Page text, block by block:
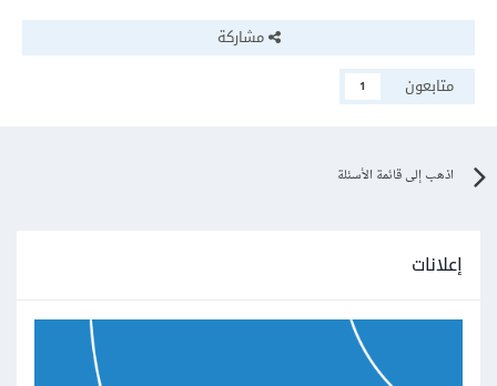
مشاركة
متابعون
1
اذهب إلى قائمة الأسئلة
إعلانات